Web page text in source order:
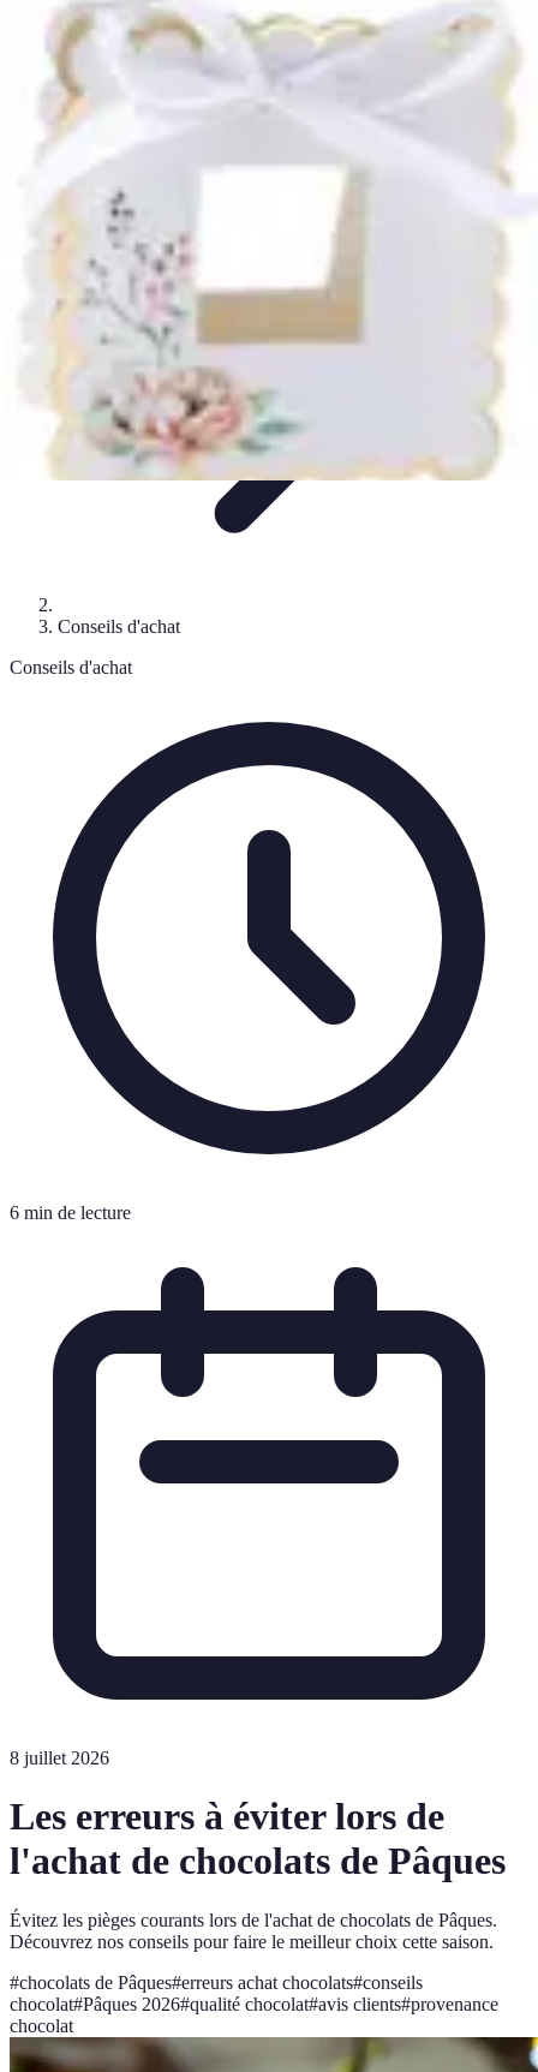
Chocolats de Pâques
Tendances Saveurs et Variétés
Décoration et
Personnalisation
Recettes et DIY
Chocolats de Pâques
Conseils d'achat
Conseils d'achat
6 min de lecture
8 juillet 2026
Les erreurs à éviter lors de
l'achat de chocolats de Pâques
Évitez les pièges courants lors de l'achat de chocolats de Pâques.
Découvrez nos conseils pour faire le meilleur choix cette saison.
#chocolats de Pâques#erreurs achat chocolats#conseils
chocolat#Pâques 2026#qualité chocolat#avis clients#provenance
chocolat